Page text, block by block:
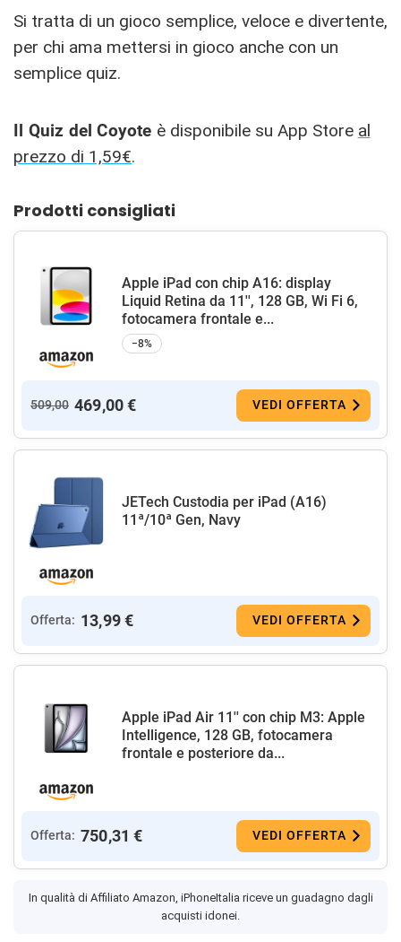
Si tratta di un gioco semplice, veloce e divertente,
per chi ama mettersi in gioco anche con un
semplice quiz.
Il Quiz del Coyote è disponibile su App Store al
prezzo di 1,59€.
Prodotti consigliati
Apple iPad con chip A16: display
Liquid Retina da 11'', 128 GB, Wi Fi 6,
fotocamera frontale e...
−8%
509,00 469,00 € VEDI OFFERTA
JETech Custodia per iPad (A16)
11ª/10ª Gen, Navy
Offerta: 13,99 € VEDI OFFERTA
Apple iPad Air 11'' con chip M3: Apple
Intelligence, 128 GB, fotocamera
frontale e posteriore da...
Offerta: 750,31 € VEDI OFFERTA
In qualità di Affiliato Amazon, iPhoneItalia riceve un guadagno dagli
acquisti idonei.